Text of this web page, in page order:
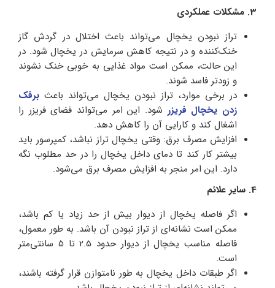
3. مشکلات عملکردی
تراز نبودن یخچال می‌تواند باعث اختلال در گردش گاز
خنک‌کننده و در نتیجه کاهش سرمایش در یخچال شود. در
این حالت، ممکن است مواد غذایی به خوبی خنک نشوند
و زودتر فاسد شوند.
در برخی موارد، تراز نبودن یخچال می‌تواند باعث برفک
زدن یخچال فریزر شود. این امر می‌تواند فضای فریزر را
اشغال کند و کارایی آن را کاهش دهد.
افزایش مصرف برق: وقتی یخچال تراز نباشد، کمپرسور باید
بیشتر کار کند تا دمای داخل یخچال را در حد مطلوب نگه
دارد. این امر منجر به افزایش مصرف برق می‌شود.
4. سایر علائم
اگر فاصله یخچال از دیوار بیش از حد زیاد یا کم باشد،
ممکن است نشانه‌ای از تراز نبودن آن باشد. به طور معمول،
فاصله مناسب یخچال از دیوار حدود 2.5 تا 5 سانتی‌متر
است.
اگر طبقات داخل یخچال به طور نامتوازن قرار گرفته باشند،